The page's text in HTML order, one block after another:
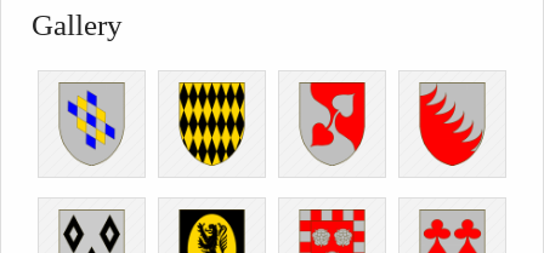
Gallery